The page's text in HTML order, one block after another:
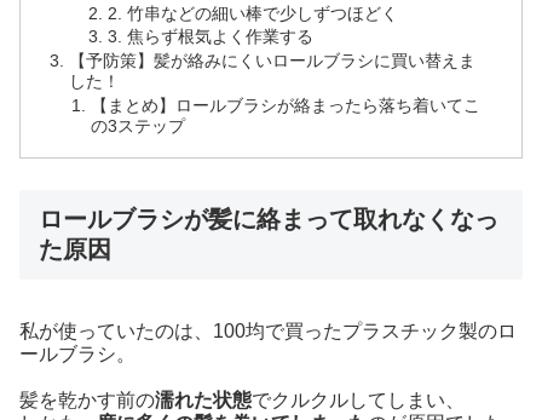
2. 竹串などの細い棒で少しずつほどく
3. 焦らず根気よく作業する
【予防策】髪が絡みにくいロールブラシに買い替えま
した！
【まとめ】ロールブラシが絡まったら落ち着いてこ
の3ステップ
ロールブラシが髪に絡まって取れなくなっ
た原因
私が使っていたのは、100均で買ったプラスチック製のロ
ールブラシ。
髪を乾かす前の濡れた状態でクルクルしてしまい、